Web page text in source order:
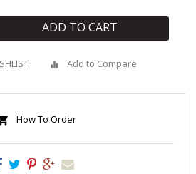
ADD TO CART
Add to Compare
How To Order